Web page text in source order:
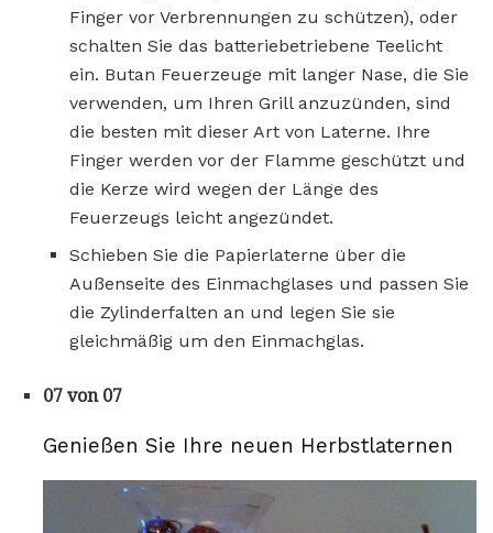
Finger vor Verbrennungen zu schützen), oder
schalten Sie das batteriebetriebene Teelicht
ein. Butan Feuerzeuge mit langer Nase, die Sie
verwenden, um Ihren Grill anzuzünden, sind
die besten mit dieser Art von Laterne. Ihre
Finger werden vor der Flamme geschützt und
die Kerze wird wegen der Länge des
Feuerzeugs leicht angezündet.
Schieben Sie die Papierlaterne über die
Außenseite des Einmachglases und passen Sie
die Zylinderfalten an und legen Sie sie
gleichmäßig um den Einmachglas.
07 von 07
Genießen Sie Ihre neuen Herbstlaternen